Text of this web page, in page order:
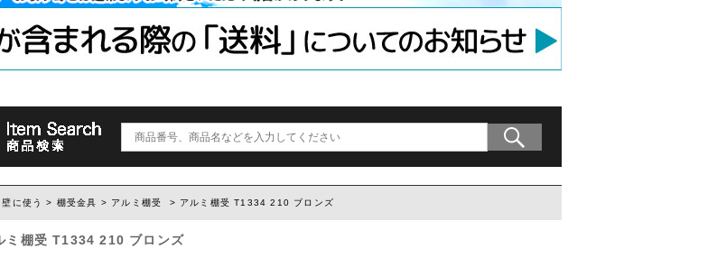
コンクリート等用アンカー
1×4、2×4の木材専用連結金具
「ジョイントプレート」
取っ手(ダルトン)
つまみ(ダルトン)
フック(ダルトン)
壁に使う > 棚受金具 > アルミ棚受 > アルミ棚受 T1334 210 ブロンズ
ミ棚受 T1334 210 ブロンズ